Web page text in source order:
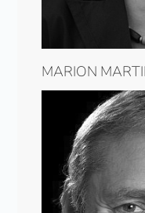
MARION